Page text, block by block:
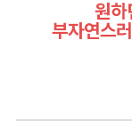
원하
부자연스